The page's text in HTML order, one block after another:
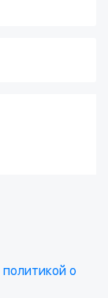
политикой о